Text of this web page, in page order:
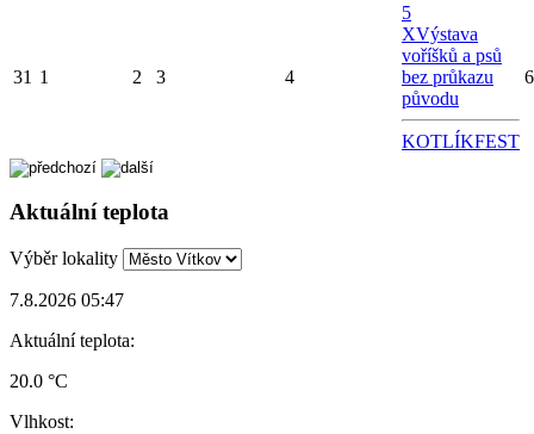
31 1 2 3 4
5
XVýstava
voříšků a psů
bez průkazu
původu
KOTLÍKFEST
6
Aktuální teplota
Výběr lokality
7.8.2026 05:47
Aktuální teplota:
20.0 °C
Vlhkost: